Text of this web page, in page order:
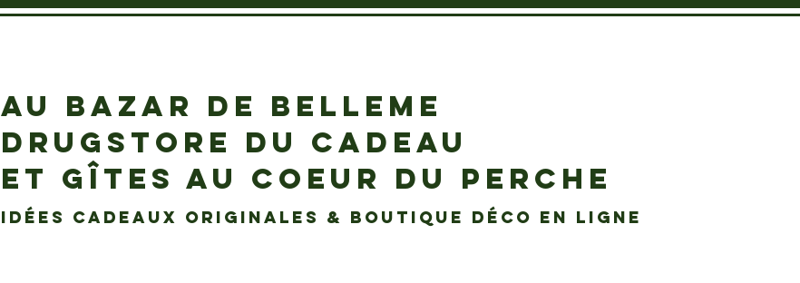
AU BAZAR DE BELLEME
DRUGSTORE DU CADEAU
ET GÎTES AU COEUR DU PERCHE
idées cadeaux originales & boutique déco en ligne